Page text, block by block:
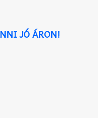
JÓ ÁRON!